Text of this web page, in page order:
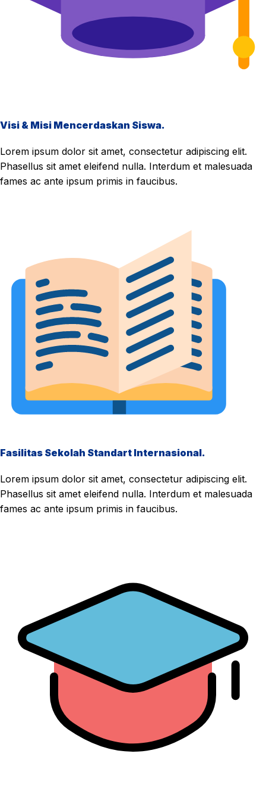
Visi & Misi Mencerdaskan Siswa.
Lorem ipsum dolor sit amet, consectetur adipiscing elit.
Phasellus sit amet eleifend nulla. Interdum et malesuada
fames ac ante ipsum primis in faucibus.
Fasilitas Sekolah Standart Internasional.
Lorem ipsum dolor sit amet, consectetur adipiscing elit.
Phasellus sit amet eleifend nulla. Interdum et malesuada
fames ac ante ipsum primis in faucibus.